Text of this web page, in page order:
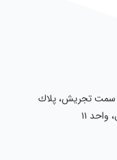
به سمت تجریش، پلاك